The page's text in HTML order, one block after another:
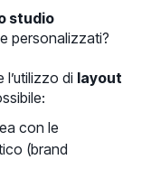
studio
personalizzati?
di layout
con le
(brand